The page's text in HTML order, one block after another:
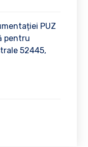
PUZ
pentru
52445,